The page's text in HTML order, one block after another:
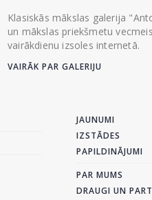
Klasiskās mākslas galerija
un mākslas priekšmetu
vairākdienu izsoles internetā.
VAIRĀK PAR GALERIJU
JAUNUMI
IZSTĀDES
PAPILDINĀJUMI
PAR MUMS
DRAUGI UN